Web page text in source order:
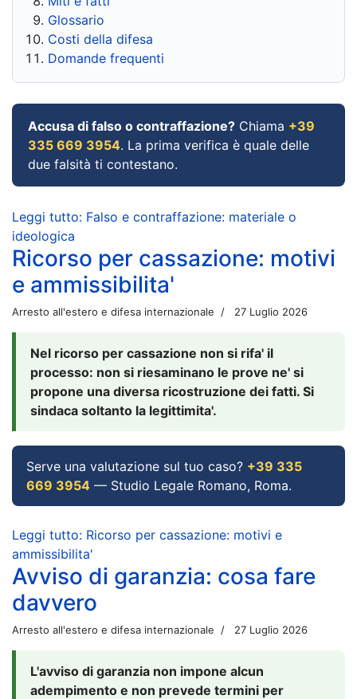
Glossario
Costi della difesa
Domande frequenti
Accusa di falso o contraffazione? Chiama +39
335 669 3954. La prima verifica è quale delle
due falsità ti contestano.
Leggi tutto: Falso e contraffazione: materiale o
ideologica
Ricorso per cassazione: motivi
e ammissibilita'
Arresto all'estero e difesa internazionale 27 Luglio 2026
Nel ricorso per cassazione non si rifa' il
processo: non si riesaminano le prove ne' si
propone una diversa ricostruzione dei fatti. Si
sindaca soltanto la legittimita'.
Serve una valutazione sul tuo caso? +39 335
669 3954 — Studio Legale Romano, Roma.
Leggi tutto: Ricorso per cassazione: motivi e
ammissibilita'
Avviso di garanzia: cosa fare
davvero
Arresto all'estero e difesa internazionale 27 Luglio 2026
L'avviso di garanzia non impone alcun
adempimento e non prevede termini per